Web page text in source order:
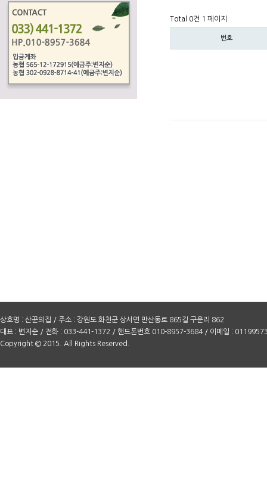
Total 0건 1 페이지
번호
상호명 : 산꾼의집 / 주소 : 강원도 화천군 상서면 만산동로 865길 구운리 862
대표 : 변지순 / 전화 : 033-441-1372 / 핸드폰번호 010-8957-3684 / 이메일 :
Copyright © 2015. All Rights Reserved.